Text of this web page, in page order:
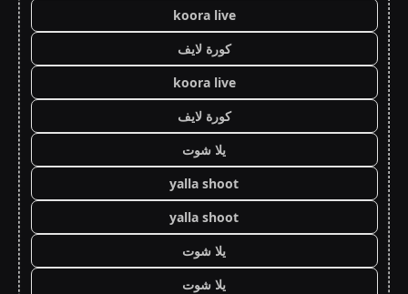
koora live
كورة لايف
koora live
كورة لايف
يلا شوت
yalla shoot
yalla shoot
يلا شوت
يلا شوت